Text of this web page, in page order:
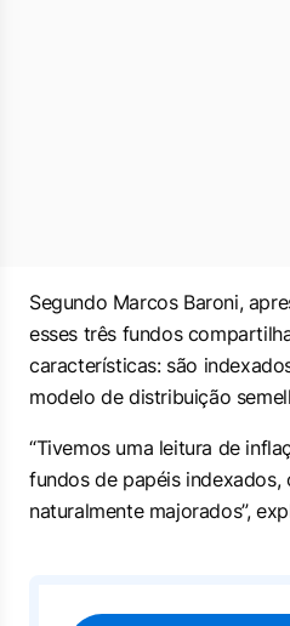
Segundo Marcos Baroni,
esses três fundos
características: são
modelo de distribuição
“Tivemos uma leitura de
fundos de papéis indexados,
naturalmente majorados”,